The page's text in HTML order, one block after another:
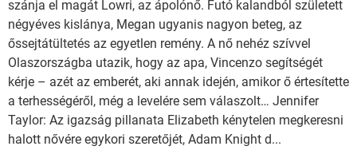
szánja el magát Lowri, az ápolónő. Futó kalandból született
négyéves kislánya, Megan ugyanis nagyon beteg, az
őssejtátültetés az egyetlen remény. A nő nehéz szívvel
Olaszországba utazik, hogy az apa, Vincenzo segítségét
kérje – azét az emberét, aki annak idején, amikor ő értesítette
a terhességéről, még a levelére sem válaszolt… Jennifer
Taylor: Az igazság pillanata Elizabeth kénytelen megkeresni
halott nővére egykori szeretőjét, Adam Knight d...